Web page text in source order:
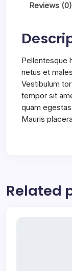
Reviews (0)
Pellentesque
netus et
Vestibulum
tempor sit
quam
Mauris
Related